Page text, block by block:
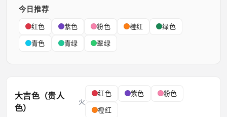
今日推荐
红色 紫色 粉色 橙红
绿色
青色
青绿 翠绿
大吉色（贵人
色）
火
红色 紫色
粉色
橙红